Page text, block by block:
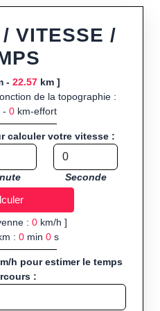
:tracé interactif point par point
instantané de la distance
la vitesse et du temps estimé,
lissage, export en trace GPX,
et TCX, ainsi que calculs
de VO₂max/VMA et d’IMC.
de loisir et compétiteurs
parcours, organisateurs
itinéraires, et utilisateurs de
leurs trajets à l’avance.
:
Footing (jogging), course à
roller et équitation.
VITESSE /
- 22.57km ]
de la topographie :
- 0 km-effort
calculer votre vitesse :
Seconde
: 0 km/h ]
: 0min 0s
h pour estimer le temps
: